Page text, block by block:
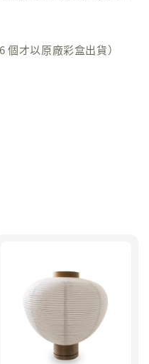
才以原廠彩盒出貨）